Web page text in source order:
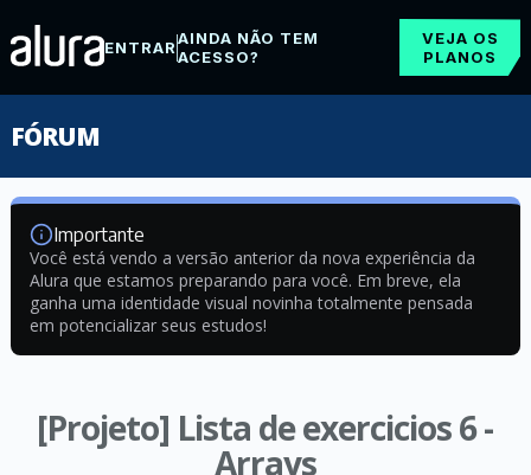
ENTRARAINDA NÃO TEM
ACESSO?
VEJA OS
PLANOS
FÓRUM
Importante
Você está vendo a versão anterior da nova experiência da
Alura que estamos preparando para você. Em breve, ela
ganha uma identidade visual novinha totalmente pensada
em potencializar seus estudos!
[Projeto] Lista de exercicios 6 -
Arrays